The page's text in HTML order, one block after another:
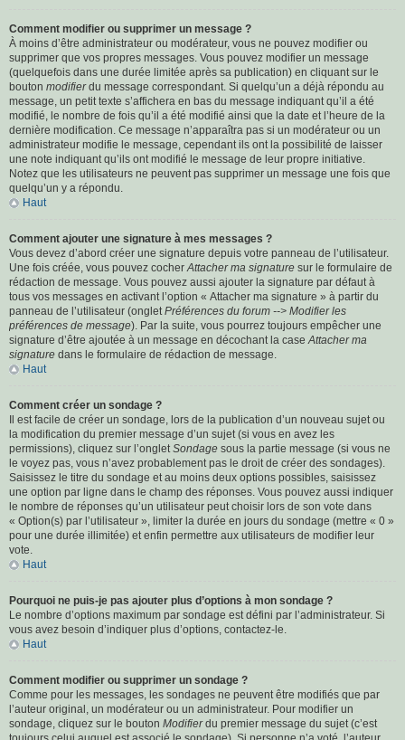
Comment modifier ou supprimer un message ?
À moins d’être administrateur ou modérateur, vous ne pouvez modifier ou
supprimer que vos propres messages. Vous pouvez modifier un message
(quelquefois dans une durée limitée après sa publication) en cliquant sur le
bouton modifierdu message correspondant. Si quelqu’un a déjà répondu au
message, un petit texte s’affichera en bas du message indiquant qu’il a été
modifié, le nombre de fois qu’il a été modifié ainsi que la date et l’heure de la
dernière modification. Ce message n’apparaîtra pas si un modérateur ou un
administrateur modifie le message, cependant ils ont la possibilité de laisser
une note indiquant qu’ils ont modifié le message de leur propre initiative.
Notez que les utilisateurs ne peuvent pas supprimer un message une fois que
quelqu’un y a répondu.
Haut
Comment ajouter une signature à mes messages ?
Vous devez d’abord créer une signature depuis votre panneau de l’utilisateur.
Une fois créée, vous pouvez cocher Attacher ma signature sur le formulaire de
rédaction de message. Vous pouvez aussi ajouter la signature par défaut à
tous vos messages en activant l’option « Attacher ma signature » à partir du
panneau de l’utilisateur (onglet Préférences du forum --> Modifier les
préférences de message). Par la suite, vous pourrez toujours empêcher une
signature d’être ajoutée à un message en décochant la case Attacher ma
signature dans le formulaire de rédaction de message.
Haut
Comment créer un sondage ?
Il est facile de créer un sondage, lors de la publication d’un nouveau sujet ou
la modification du premier message d’un sujet (si vous en avez les
permissions), cliquez sur l’onglet Sondage sous la partie message (si vous ne
le voyez pas, vous n’avez probablement pas le droit de créer des sondages).
Saisissez le titre du sondage et au moins deux options possibles, saisissez
une option par ligne dans le champ des réponses. Vous pouvez aussi indiquer
le nombre de réponses qu’un utilisateur peut choisir lors de son vote dans
« Option(s) par l’utilisateur », limiter la durée en jours du sondage (mettre « 0 »
pour une durée illimitée) et enfin permettre aux utilisateurs de modifier leur
vote.
Haut
Pourquoi ne puis-je pas ajouter plus d’options à mon sondage ?
Le nombre d’options maximum par sondage est défini par l’administrateur. Si
vous avez besoin d’indiquer plus d’options, contactez-le.
Haut
Comment modifier ou supprimer un sondage ?
Comme pour les messages, les sondages ne peuvent être modifiés que par
l’auteur original, un modérateur ou un administrateur. Pour modifier un
sondage, cliquez sur le bouton Modifierdu premier message du sujet (c’est